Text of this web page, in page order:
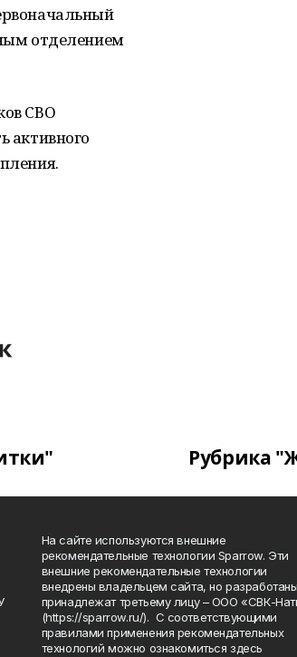
отделением
СВО
активного
Рубрика
На сайте используются внешние
рекомендательные технологии Sparrow. Эти
внешние рекомендательные технологии
внедрены владельцем сайта, но
принадлежат третьему лицу – ООО «СВК-
(https://sparrow.ru/). С соответствующими
правилами применения рекомендательных
технологий можно ознакомиться здесь